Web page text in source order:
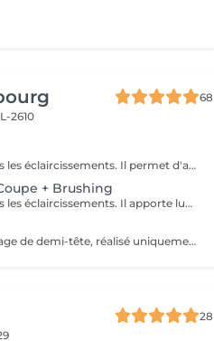
68
2610
Le balayage est la base de tous les éclaircissements. Il permet d'apporter de la lumière et de la profondeur grâce à un éclaircissement fondu pouvant aller jusqu'à quatre tons. Cette prestation est généralement réalisée tous les 4 à 6 mois et constitue la base des mini-balayages et des contourings, qui permettent ensuite d'entretenir le résultat sans refaire un balayage complet.
+ Brushing
Le balayage est la base de tous les éclaircissements. Il apporte lumière et profondeur grâce à un fondu pouvant aller jusqu'à quatre tons. Réalisé tous les 4 à 6 mois, il constitue la base des mini-balayages et des contourings. Pour un résultat optimal, nous recommandons d'y associer le Soin Tokio Inkarami, notre protocole japonais qui répare la fibre en profondeur, renforce le cheveu et prolonge durablement la beauté et l'éclat de votre balayage.
Le mini balayage est un balayage de demi-tête, réalisé uniquement sur les zones visibles afin d'entretenir un balayage existant. Il ne s'agit pas d'un balayage complet. Cette prestation est idéale tous les 2 à 3 mois pour raviver votre balayage entre deux prestations complètes. Attention : cette prestation est exclusivement destinée à l'entretien d'un balayage. Si, lors du diagnostic, un balayage complet s'avère nécessaire, le rendez-vous devra être reprogrammé avec la prestation adaptée. Dans ce cas, le mini balayage réservé restera intégralement dû, le temps ayant été spécialement bloqué pour votre rendez-vous. Il appartient à chaque cliente de réserver la prestation correspondant à ses besoins : le balayage pour un éclaircissement complet, ou le mini balayage pour un simple entretien de la partie supérieure du cheveu.
28